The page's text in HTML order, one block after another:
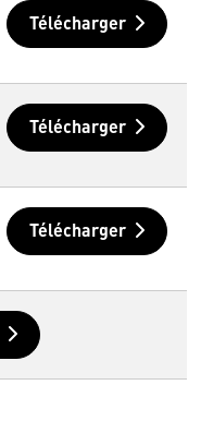
Télécharger
Télécharger
Télécharger